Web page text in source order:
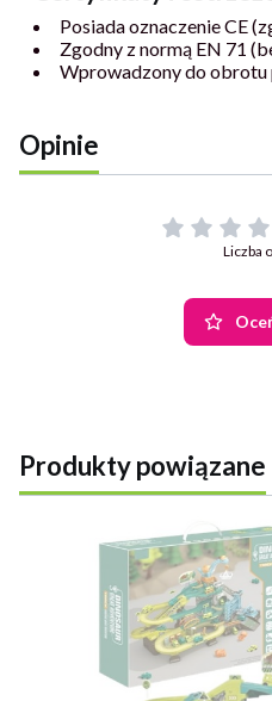
Posiada oznaczenie CE
Zgodny z normą EN 71
Wprowadzony do obrotu
Opinie
Liczba
Produkty powiązane